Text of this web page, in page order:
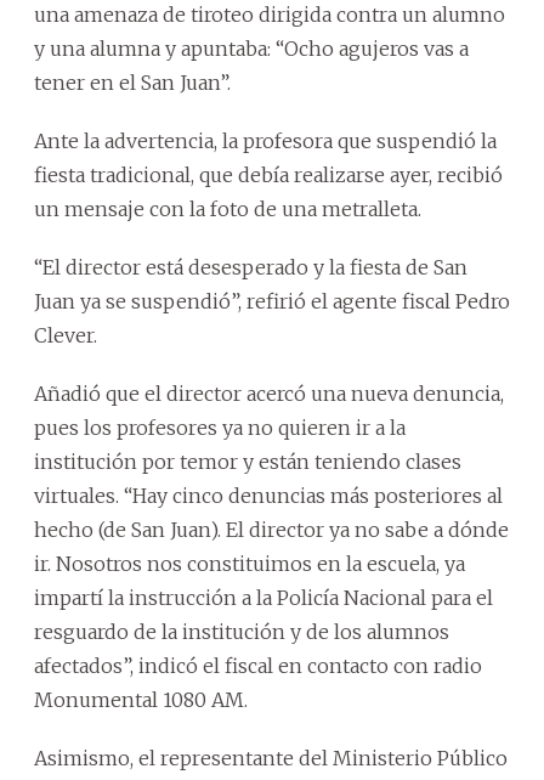
una amenaza de tiroteo dirigida contra un alumno
y una alumna y apuntaba: “Ocho agujeros vas a
tener en el San Juan”.
Ante la advertencia, la profesora que suspendió la
fiesta tradicional, que debía realizarse ayer, recibió
un mensaje con la foto de una metralleta.
“El director está desesperado y la fiesta de San
Juan ya se suspendió”, refirió el agente fiscal Pedro
Clever.
Añadió que el director acercó una nueva denuncia,
pues los profesores ya no quieren ir a la
institución por temor y están teniendo clases
virtuales. “Hay cinco denuncias más posteriores al
hecho (de San Juan). El director ya no sabe a dónde
ir. Nosotros nos constituimos en la escuela, ya
impartí la instrucción a la Policía Nacional para el
resguardo de la institución y de los alumnos
afectados”, indicó el fiscal en contacto con radio
Monumental 1080 AM.
Asimismo, el representante del Ministerio Público